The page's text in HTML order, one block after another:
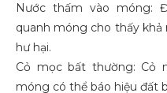
Nước thấm vào móng:
quanh móng cho thấy
hư hại.
Cỏ mọc bất thường: Cỏ
móng có thể báo hiệu đất